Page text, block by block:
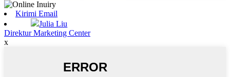
Kirimi Email
Julia Liu
Direktur Marketing Center
x